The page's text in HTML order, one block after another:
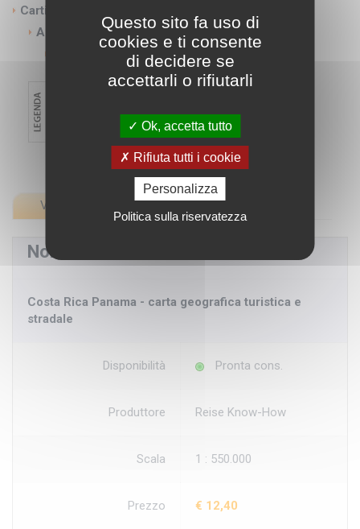
Cartine turistiche e geografiche
America
Costa Rica Panama
Vista testuale Vista con immagini
Nome Prodotto
Costa Rica Panama - carta geografica turistica e
stradale
Disponibilità Pronta cons.
Produttore Reise Know-How
Scala 1 : 550.000
Prezzo € 12,40
Questo sito fa uso di
cookies e ti consente
di decidere se
accettarli o rifiutarli
Ok, accetta tutto
Rifiuta tutti i cookie
Personalizza
Politica sulla riservatezza